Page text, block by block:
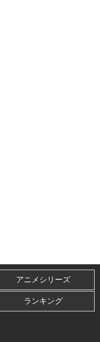
アニメシリーズ
ランキング